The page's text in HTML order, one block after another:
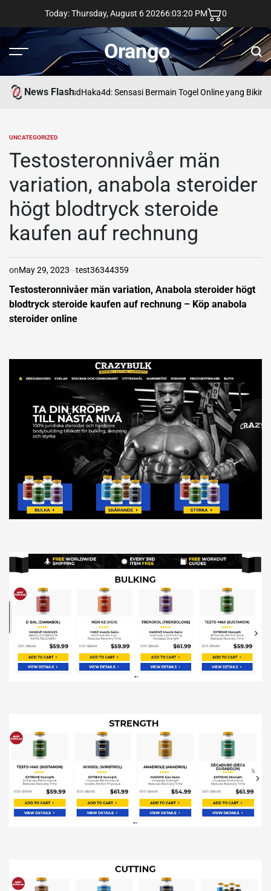
content
Today: Thursday, August 6 20266:03:21 PM 0
Menu Orango
News Flash
asdHaka4d: Sensasi Bermain Togel Online yang Bikin
POSTED
UNCATEGORIZED
Testosteronnivåer män
variation, anabola steroider
högt blodtryck steroide
kaufen auf rechnung
onMay 29, 2023 test36344359
Testosteronnivåer män variation, Anabola steroider högt
blodtryck steroide kaufen auf rechnung – Köp anabola
steroider online